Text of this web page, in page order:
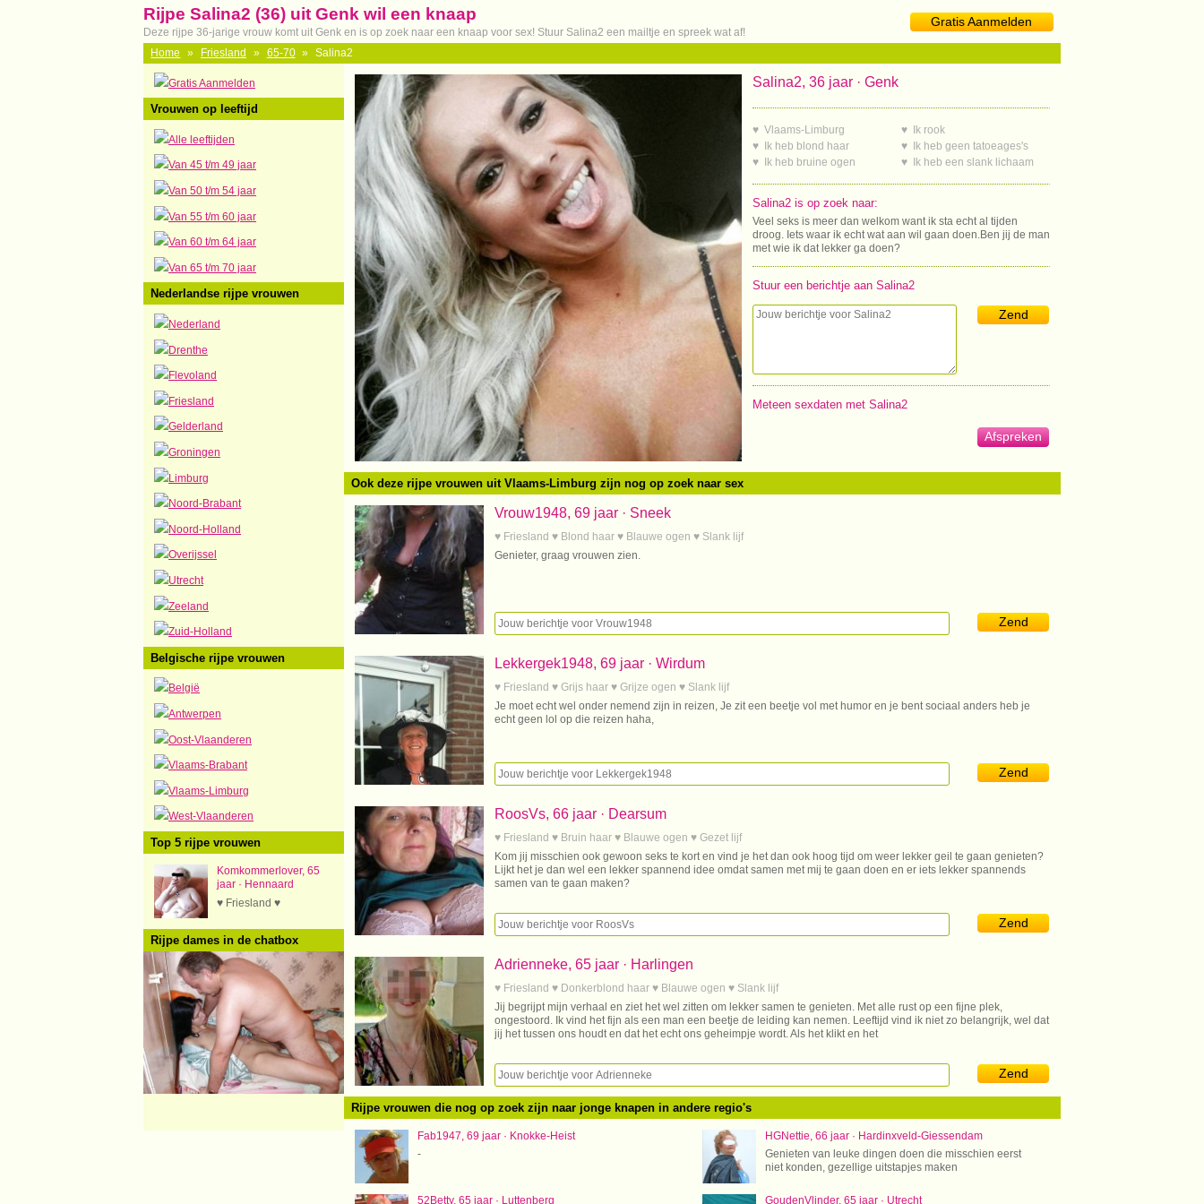
Gratis Aanmelden
Rijpe Salina2 (36) uit Genk wil een knaap
Deze rijpe 36-jarige vrouw komt uit Genk en is op zoek naar een knaap voor sex! Stuur Salina2 een mailtje en spreek wat af!
Home
» Friesland » 65-70 » Salina2
Gratis Aanmelden
Vrouwen op leeftijd
Alle leeftijden
Van 45 t/m 49 jaar
Van 50 t/m 54 jaar
Van 55 t/m 60 jaar
Van 60 t/m 64 jaar
Van 65 t/m 70 jaar
Nederlandse rijpe vrouwen
Nederland
Drenthe
Flevoland
Friesland
Gelderland
Groningen
Limburg
Noord-Brabant
Noord-Holland
Overijssel
Utrecht
Zeeland
Zuid-Holland
Belgische rijpe vrouwen
België
Antwerpen
Oost-Vlaanderen
Vlaams-Brabant
Vlaams-Limburg
West-Vlaanderen
Top 5 rijpe vrouwen
Komkommerlover, 65
jaar · Hennaard
♥ Friesland ♥
Rijpe dames in de chatbox
Salina2, 36 jaar · Genk
♥ Vlaams-Limburg
♥ Ik heb blond haar
♥ Ik heb bruine ogen
♥ Ik rook
♥ Ik heb geen tatoeages's
♥ Ik heb een slank lichaam
Salina2 is op zoek naar:
Veel seks is meer dan welkom want ik sta echt al tijden
droog. Iets waar ik echt wat aan wil gaan doen.Ben jij de man
met wie ik dat lekker ga doen?
Stuur een berichtje aan Salina2
Zend
Meteen sexdaten met Salina2
Afspreken
Ook deze rijpe vrouwen uit Vlaams-Limburg zijn nog op zoek naar sex
Vrouw1948, 69 jaar · Sneek
♥ Friesland ♥ Blond haar ♥ Blauwe ogen ♥ Slank lijf
Genieter, graag vrouwen zien.
Zend
Lekkergek1948, 69 jaar · Wirdum
♥ Friesland ♥ Grijs haar ♥ Grijze ogen ♥ Slank lijf
Je moet echt wel onder nemend zijn in reizen, Je zit een beetje vol met humor en je bent sociaal anders heb je
echt geen lol op die reizen haha,
Zend
RoosVs, 66 jaar · Dearsum
♥ Friesland ♥ Bruin haar ♥ Blauwe ogen ♥ Gezet lijf
Kom jij misschien ook gewoon seks te kort en vind je het dan ook hoog tijd om weer lekker geil te gaan genieten?
Lijkt het je dan wel een lekker spannend idee omdat samen met mij te gaan doen en er iets lekker spannends
samen van te gaan maken?
Zend
Adrienneke, 65 jaar · Harlingen
♥ Friesland ♥ Donkerblond haar ♥ Blauwe ogen ♥ Slank lijf
Jij begrijpt mijn verhaal en ziet het wel zitten om lekker samen te genieten. Met alle rust op een fijne plek,
ongestoord. Ik vind het fijn als een man een beetje de leiding kan nemen. Leeftijd vind ik niet zo belangrijk, wel dat
jij het tussen ons houdt en dat het echt ons geheimpje wordt. Als het klikt en het
Zend
Rijpe vrouwen die nog op zoek zijn naar jonge knapen in andere regio's
Fab1947, 69 jaar · Knokke-Heist
-
HGNettie, 66 jaar · Hardinxveld-Giessendam
Genieten van leuke dingen doen die misschien eerst
niet konden, gezellige uitstapjes maken
52Betty, 65 jaar · Luttenberg GoudenVlinder, 65 jaar · Utrecht